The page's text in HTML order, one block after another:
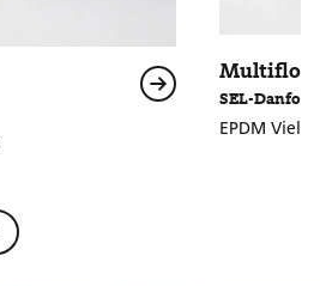
Multiflo
SEL-Danfoss
EPDM